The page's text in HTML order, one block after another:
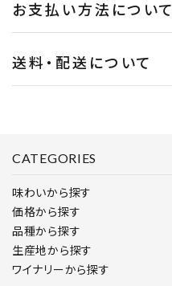
お支払い方法について
送料・配送について
CATEGORIES
味わいから探す
価格から探す
品種から探す
生産地から探す
ワイナリーから探す